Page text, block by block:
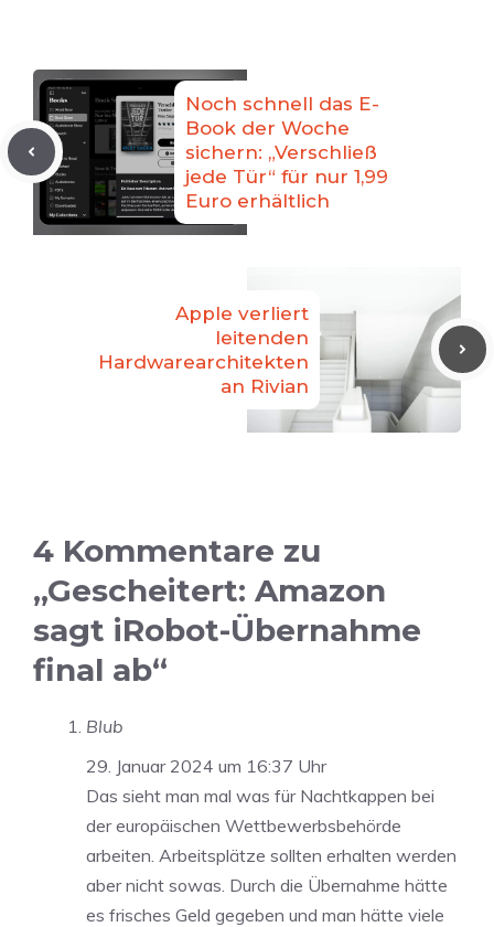
Noch schnell das E-
Book der Woche
sichern: „Verschließ
jede Tür“ für nur 1,99
Euro erhältlich
Apple verliert
leitenden
Hardwarearchitekten
an Rivian
4 Kommentare zu
„Gescheitert: Amazon
sagt iRobot-Übernahme
final ab“
Blub
29. Januar 2024 um 16:37 Uhr
Das sieht man mal was für Nachtkappen bei
der europäischen Wettbewerbsbehörde
arbeiten. Arbeitsplätze sollten erhalten werden
aber nicht sowas. Durch die Übernahme hätte
es frisches Geld gegeben und man hätte viele